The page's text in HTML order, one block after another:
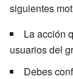
siguientes
La acción
usuarios del
Debes